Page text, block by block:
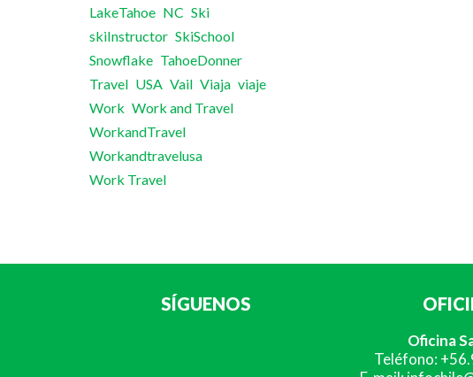
LakeTahoe NC Ski
skiInstructor SkiSchool
Snowflake TahoeDonner
Travel USA Vail Viaja viaje
Work Work and Travel
WorkandTravel
Workandtravelusa
Work Travel
SÍGUENOS
Oficina
Teléfono: